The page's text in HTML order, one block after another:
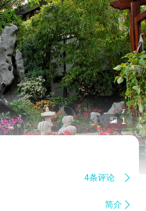
 1
4条评论 
简介 